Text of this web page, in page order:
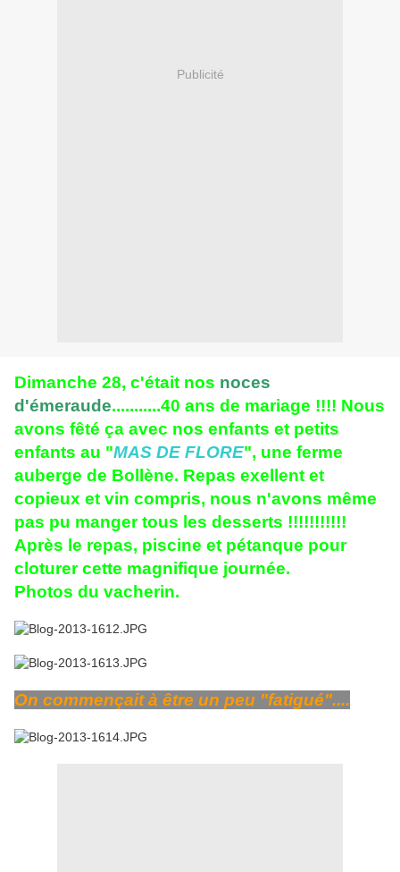
Publicité
Dimanche 28, c'était nos noces
d'émeraude...........40 ans de mariage !!!! Nous
avons fêté ça avec nos enfants et petits
enfants au "MAS DE FLORE", une ferme
auberge de Bollène. Repas exellent et
copieux et vin compris, nous n'avons même
pas pu manger tous les desserts !!!!!!!!!!!
Après le repas, piscine et pétanque pour
cloturer cette magnifique journée.
Photos du vacherin.
On commençait à être un peu "fatigué"....